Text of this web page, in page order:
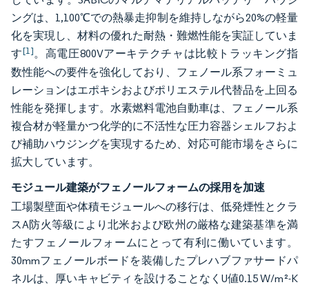
ングは、1,100℃での熱暴走抑制を維持しながら20%の軽量
化を実現し、材料の優れた耐熱・難燃性能を実証していま
す[1]。高電圧800Vアーキテクチャは比較トラッキング指
数性能への要件を強化しており、フェノール系フォーミュ
レーションはエポキシおよびポリエステル代替品を上回る
性能を発揮します。水素燃料電池自動車は、フェノール系
複合材が軽量かつ化学的に不活性な圧力容器シェルフおよ
び補助ハウジングを実現するため、対応可能市場をさらに
拡大しています。
モジュール建築がフェノールフォームの採用を加速
工場製壁面や体積モジュールへの移行は、低発煙性とクラ
スA防火等級により北米および欧州の厳格な建築基準を満
たすフェノールフォームにとって有利に働いています。
30mmフェノールボードを装備したプレハブファサードパ
ネルは、厚いキャビティを設けることなくU値0.15 W/m²-K